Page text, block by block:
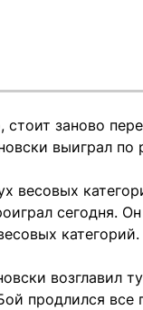
заново
выиграл
весовых
сегодня.
возглавил
продлился все